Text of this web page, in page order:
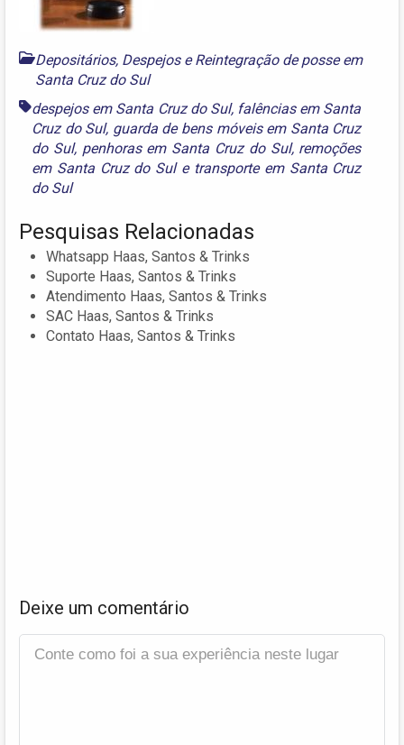
Depositários, Despejos e Reintegração de posse em
Santa Cruz do Sul
despejos em Santa Cruz do Sul, falências em Santa
Cruz do Sul, guarda de bens móveis em Santa Cruz
do Sul, penhoras em Santa Cruz do Sul, remoções
em Santa Cruz do Sule transporte em Santa Cruz
do Sul
Pesquisas Relacionadas
Whatsapp Haas, Santos & Trinks
Suporte Haas, Santos & Trinks
Atendimento Haas, Santos & Trinks
SAC Haas, Santos & Trinks
Contato Haas, Santos & Trinks
Deixe um comentário